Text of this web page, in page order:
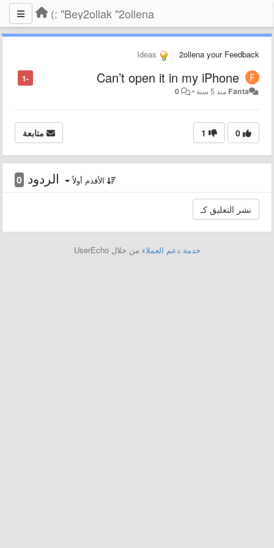
Bey2ollak "2ollena" :)
2ollena your Feedback
-1 Can’t open it in my iPhone
Fanta منذ 5 سنة •
0
0
1 متابعة
الردود 0 الأقدم أولاً
خدمة دعم العملاء من خلال UserEcho